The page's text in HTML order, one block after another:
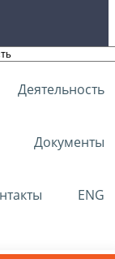
Деятельность
Документы
ENG